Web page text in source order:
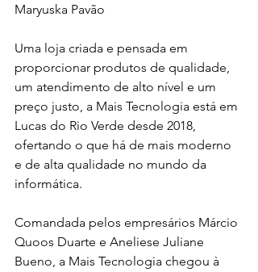
Maryuska Pavão
Uma loja criada e pensada em
proporcionar produtos de qualidade,
um atendimento de alto nível e um
preço justo, a Mais Tecnologia está em
Lucas do Rio Verde desde 2018,
ofertando o que há de mais moderno
e de alta qualidade no mundo da
informática.
Comandada pelos empresários Márcio
Quoos Duarte e Aneliese Juliane
Bueno, a Mais Tecnologia chegou à